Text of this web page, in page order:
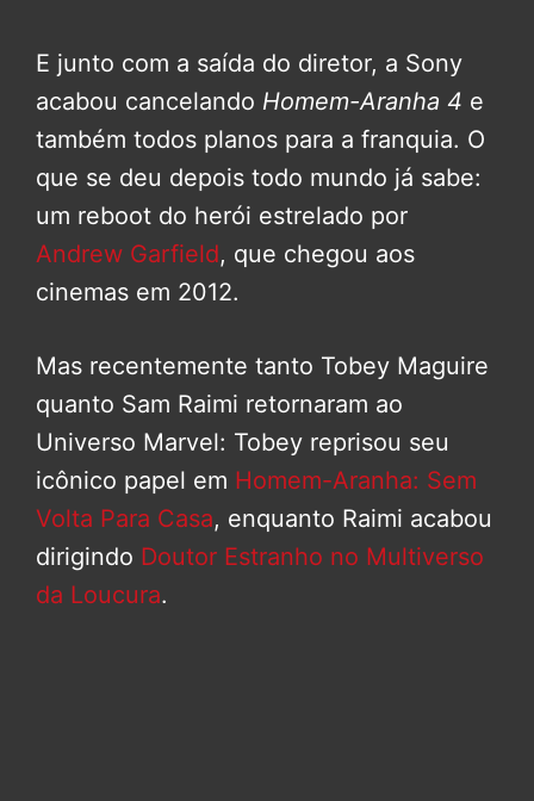
E junto com a saída do diretor, a Sony
acabou cancelando Homem-Aranha 4 e
também todos planos para a franquia. O
que se deu depois todo mundo já sabe:
um reboot do herói estrelado por
Andrew Garfield, que chegou aos
cinemas em 2012.
Mas recentemente tanto Tobey Maguire
quanto Sam Raimi retornaram ao
Universo Marvel: Tobey reprisou seu
icônico papel em Homem-Aranha: Sem
Volta Para Casa, enquanto Raimi acabou
dirigindo Doutor Estranho no Multiverso
da Loucura.